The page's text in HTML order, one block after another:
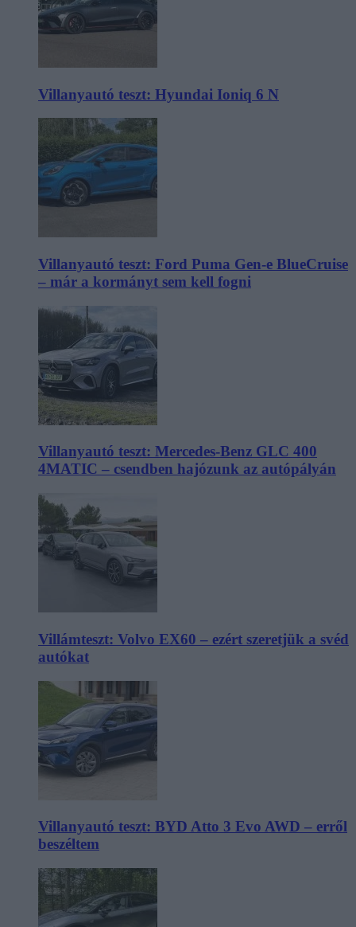
Villanyautó teszt: Hyundai Ioniq 6 N
Villanyautó teszt: Ford Puma Gen-e BlueCruise
– már a kormányt sem kell fogni
Villanyautó teszt: Mercedes-Benz GLC 400
4MATIC – csendben hajózunk az autópályán
Villámteszt: Volvo EX60 – ezért szeretjük a svéd
autókat
Villanyautó teszt: BYD Atto 3 Evo AWD – erről
beszéltem